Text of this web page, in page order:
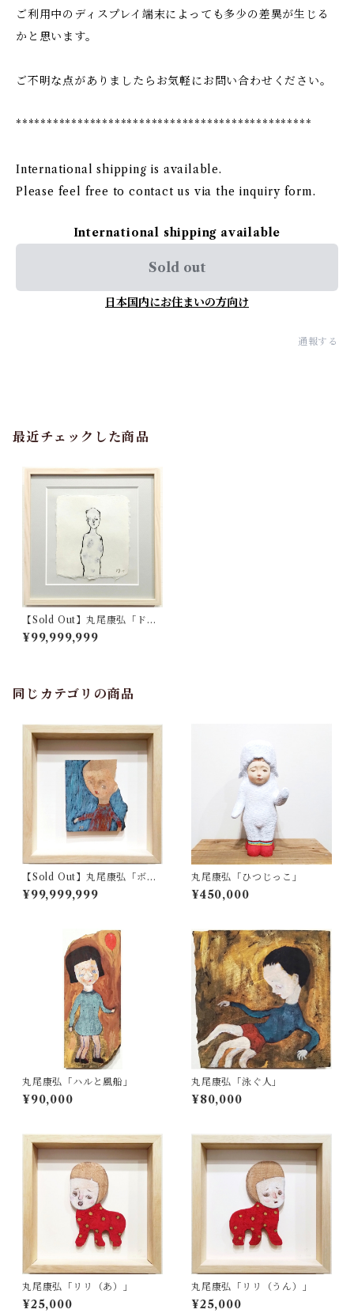
ご利用中のディスプレイ端末によっても多少の差異が生じる
かと思います。
ご不明な点がありましたらお気軽にお問い合わせください。
************************************************
International shipping is available.
Please feel free to contact us via the inquiry form.
International shipping available
Sold out
日本国内にお住まいの方向け
通報する
最近チェックした商品
【Sold Out】丸尾康弘「ドロ
ーイング B」
¥99,999,999
同じカテゴリの商品
【Sold Out】丸尾康弘「ボ
ク」
¥99,999,999
丸尾康弘「ひつじっこ」
¥450,000
丸尾康弘「ハルと風船」
¥90,000
丸尾康弘「泳ぐ人」
¥80,000
丸尾康弘「リリ（あ）」
¥25,000
丸尾康弘「リリ（うん）」
¥25,000